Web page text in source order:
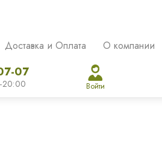
Доставка и Оплата О компании
07
20:00 Войти